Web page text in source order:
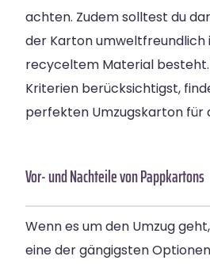
achten. Zudem solltest du
der Karton umweltfreundlich
recyceltem Material besteht.
Kriterien berücksichtigst,
perfekten Umzugskarton für
Vor- und Nachteile von Pappkartons
Wenn es um den Umzug
eine der gängigsten